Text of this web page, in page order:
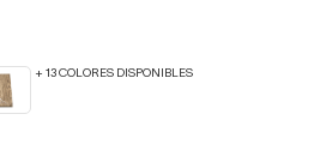
+ 13 COLORES DISPONIBLES